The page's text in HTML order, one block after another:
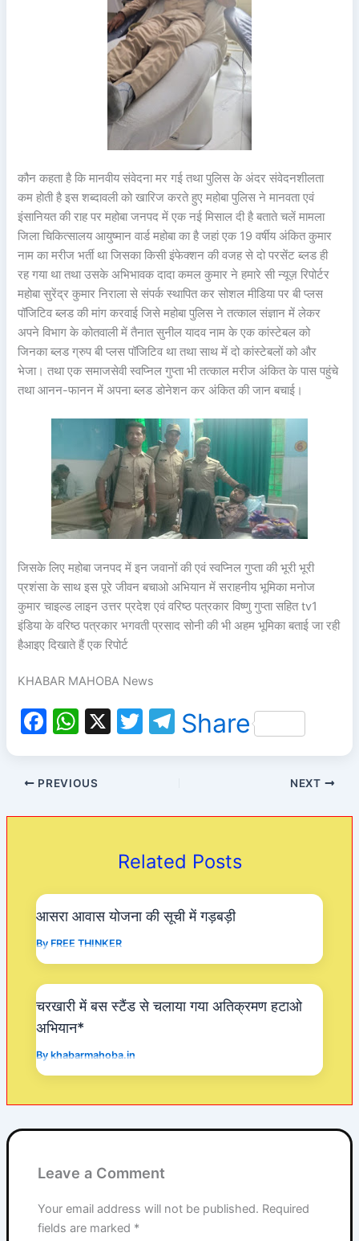
कौन कहता है कि मानवीय संवेदना मर गई तथा पुलिस के अंदर संवेदनशीलता
कम होती है इस शब्दावली को खारिज करते हुए महोबा पुलिस ने मानवता एवं
इंसानियत की राह पर महोबा जनपद में एक नई मिसाल दी है बताते चलें मामला
जिला चिकित्सालय आयुष्मान वार्ड महोबा का है जहां एक 19 वर्षीय अंकित कुमार
नाम का मरीज भर्ती था जिसका किसी इंफेक्शन की वजह से दो परसेंट ब्लड ही
रह गया था तथा उसके अभिभावक दादा कमल कुमार ने हमारे सी न्यूज़ रिपोर्टर
महोबा सुरेंद्र कुमार निराला से संपर्क स्थापित कर सोशल मीडिया पर बी प्लस
पॉजिटिव ब्लड की मांग करवाई जिसे महोबा पुलिस ने तत्काल संज्ञान में लेकर
अपने विभाग के कोतवाली में तैनात सुनील यादव नाम के एक कांस्टेबल को
जिनका ब्लड ग्रुप बी प्लस पॉजिटिव था तथा साथ में दो कांस्टेबलों को और
भेजा। तथा एक समाजसेवी स्वप्निल गुप्ता भी तत्काल मरीज अंकित के पास पहुंचे
तथा आनन-फानन में अपना ब्लड डोनेशन कर अंकित की जान बचाई।
जिसके लिए महोबा जनपद में इन जवानों की एवं स्वप्निल गुप्ता की भूरी भूरी
प्रशंसा के साथ इस पूरे जीवन बचाओ अभियान में सराहनीय भूमिका मनोज
कुमार चाइल्ड लाइन उत्तर प्रदेश एवं वरिष्ठ पत्रकार विष्णु गुप्ता सहित tv1
इंडिया के वरिष्ठ पत्रकार भगवती प्रसाद सोनी की भी अहम भूमिका बताई जा रही
हैआइए दिखाते हैं एक रिपोर्ट
KHABAR MAHOBA News
F
c
b
k
W
at
A
X
T
T
a
m
Share
PREVIOUS NEXT
Related Posts
आसरा आवास योजना की सूची में गड़बड़ी
By FREE THINKER
चरखारी में बस स्टैंड से चलाया गया अतिक्रमण हटाओ
अभियान*
Bykhabarmahoba.in
Leave a Comment
Your email address will not be published. Required
fields are marked *